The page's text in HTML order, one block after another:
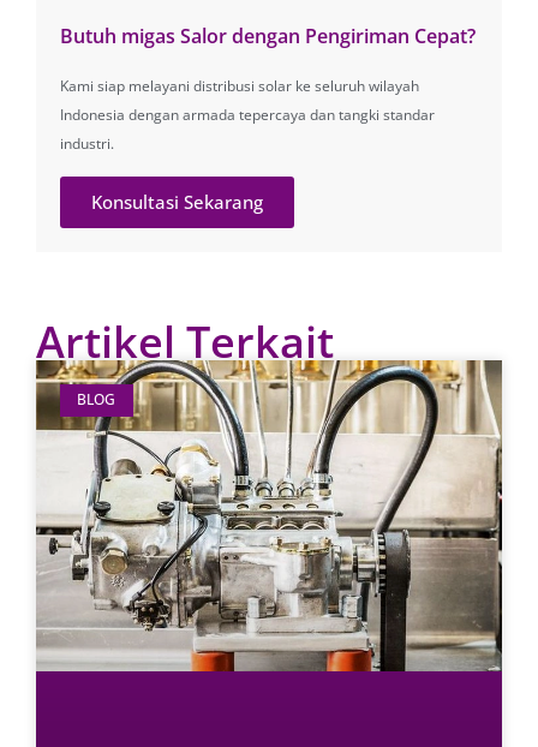
Butuh migas Salor dengan Pengiriman Cepat?
Kami siap melayani distribusi solar ke seluruh wilayah
Indonesia dengan armada tepercaya dan tangki standar
industri.
Konsultasi Sekarang
Artikel Terkait
BLOG